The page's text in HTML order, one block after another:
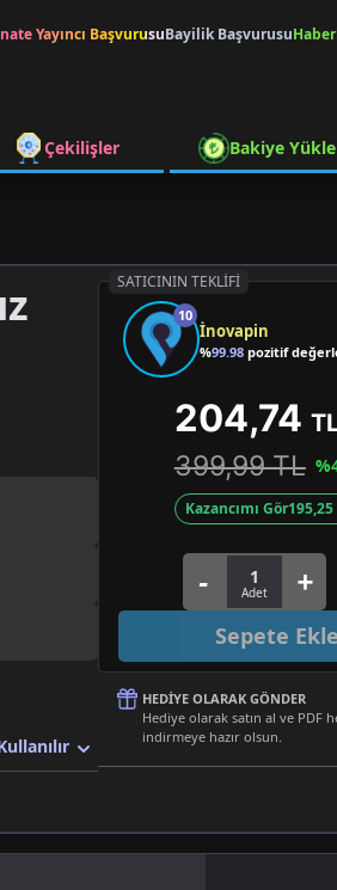
Yayıncı BaşvurusuBayilik Başvurusu
Çekilişler Bakiye Yükle
SATICININ TEKLIFI
10
İnovapin
%99.98pozitif
204,74
399,99 TL
Kazancımı Gör195,25
Sepete Ekle
HEDIYE OLARAK GÖNDER
Hediye olarak satın al ve PDF
indirmeye hazır olsun.